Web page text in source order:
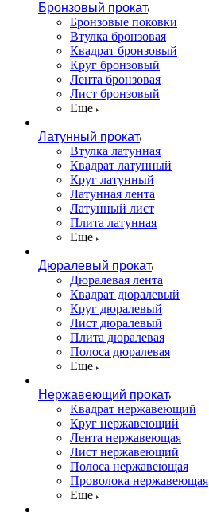
Бронзовый прокат
Бронзовые поковки
Втулка бронзовая
Квадрат бронзовый
Круг бронзовый
Лента бронзовая
Лист бронзовый
Еще
Латунный прокат
Втулка латунная
Квадрат латунный
Круг латунный
Латунная лента
Латунный лист
Плита латунная
Еще
Дюралевый прокат
Дюралевая лента
Квадрат дюралевый
Круг дюралевый
Лист дюралевый
Плита дюралевая
Полоса дюралевая
Еще
Нержавеющий прокат
Квадрат нержавеющий
Круг нержавеющий
Лента нержавеющая
Лист нержавеющий
Полоса нержавеющая
Проволока нержавеющая
Еще